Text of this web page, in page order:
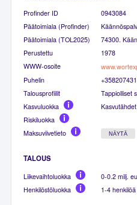
Profinder ID
0943084
Päätoimiala (Profinder)
Päätoimiala (TOL2025)
74300.
Perustettu
1978
WWW-osoite
Puhelin
Talousprofiilit
Tappiolliset
Kasvuluokka
Kasvutähdet
Riskiluokka
Maksuviivetieto
NÄYTÄ
TALOUS
Liikevaihtoluokka
0-0.2 milj.
Henkilöstöluokka
1-4 henkilöä